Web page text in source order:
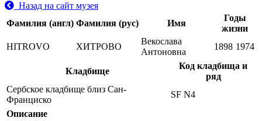
Назад на сайт музея
Фамилия (англ) Фамилия (рус) Имя
Годы
жизни
HITROVO
ХИТРОВО
Векослава
Антоновна
1898 1974
Кладбище
Код кладбища и
ряд
Сербское кладбище близ Сан-
Франциско
SF N4
Описание